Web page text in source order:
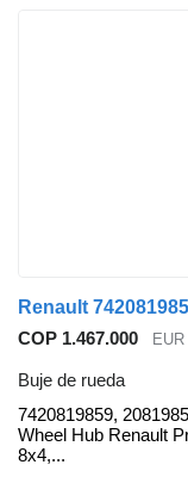
COP 1.467.000
Buje de rueda
7420819859,
Wheel Hub Renault
8x4,...